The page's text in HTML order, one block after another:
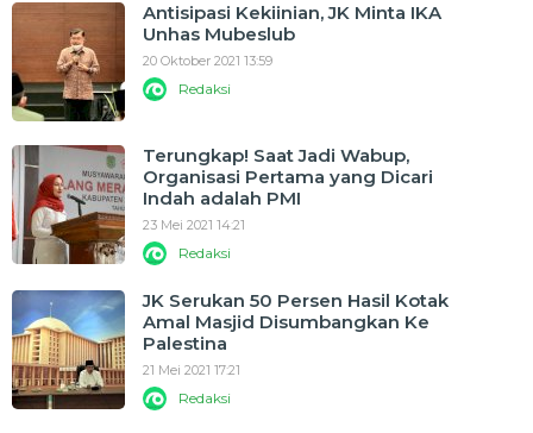
Antisipasi Kekiinian, JK Minta IKA
Unhas Mubeslub
20 Oktober 2021 13:59
Redaksi
Terungkap! Saat Jadi Wabup,
Organisasi Pertama yang Dicari
Indah adalah PMI
23 Mei 2021 14:21
Redaksi
JK Serukan 50 Persen Hasil Kotak
Amal Masjid Disumbangkan Ke
Palestina
21 Mei 2021 17:21
Redaksi